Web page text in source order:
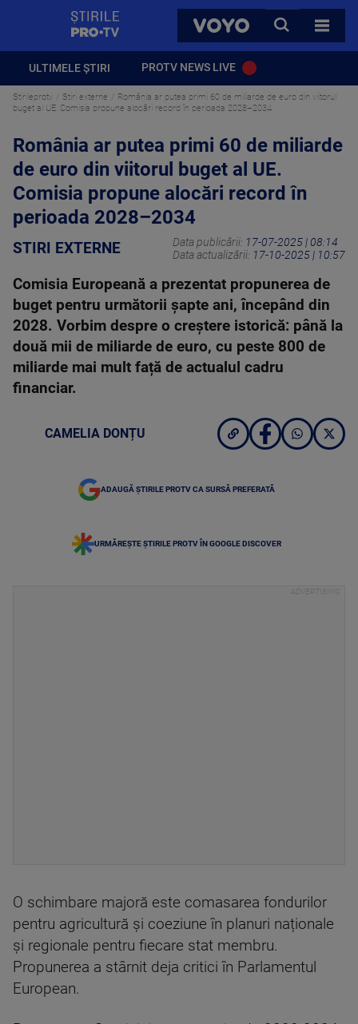
VOYO
CAUTA
TOATE
ULTIMELE ȘTIRI PROTV NEWS LIVE
Stirileprotv Stiri externe
România ar putea primi 60 de miliarde de euro din viitorul
buget al UE. Comisia propune alocări record în perioada 2028–2034
România ar putea primi 60 de miliarde
de euro din viitorul buget al UE.
Comisia propune alocări record în
perioada 2028–2034
STIRI EXTERNE Data publicării: 17-07-2025 | 08:14
Data actualizării: 17-10-2025 | 10:57
Comisia Europeană a prezentat propunerea de
buget pentru următorii șapte ani, începând din
2028. Vorbim despre o creștere istorică: până la
două mii de miliarde de euro, cu peste 800 de
miliarde mai mult față de actualul cadru
financiar.
CAMELIA DONȚU
ADAUGĂ ȘTIRILE PROTV CA SURSĂ PREFERATĂ
URMĂREȘTE ȘTIRILE PROTV ÎN GOOGLE DISCOVER
O schimbare majoră este comasarea fondurilor
pentru agricultură și coeziune în planuri naționale
și regionale pentru fiecare stat membru.
Propunerea a stârnit deja critici în Parlamentul
European.